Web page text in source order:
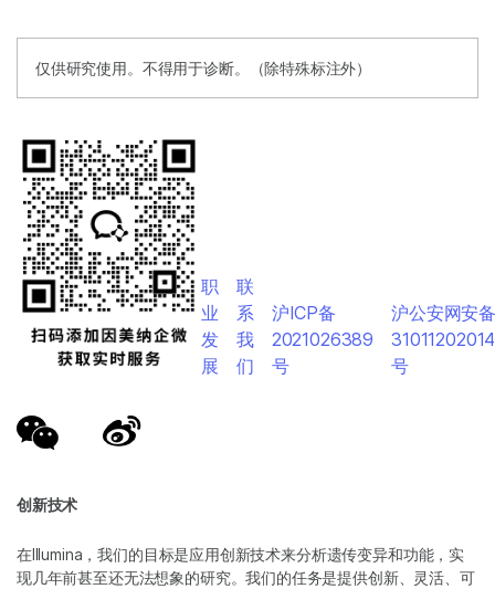
仅供研究使用。不得用于诊断。（除特殊标注外）
创新技术
在Illumina，我们的目标是应用创新技术来分析遗传变异和功能，实
现几年前甚至还无法想象的研究。我们的任务是提供创新、灵活、可
职
业
发
展
联
系
我
们
沪ICP备
2021026389
号
沪公安网安
号